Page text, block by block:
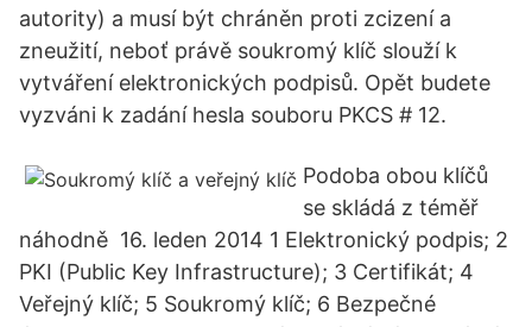
autority) a musí být chráněn proti zcizení a
zneužití, neboť právě soukromý klíč slouží k
vytváření elektronických podpisů. Opět budete
vyzváni k zadání hesla souboru PKCS # 12.
Podoba obou klíčů
se skládá z téměř
náhodně 16. leden 2014 1 Elektronický podpis; 2
PKI (Public Key Infrastructure); 3 Certifikát; 4
Veřejný klíč; 5 Soukromý klíč; 6 Bezpečné